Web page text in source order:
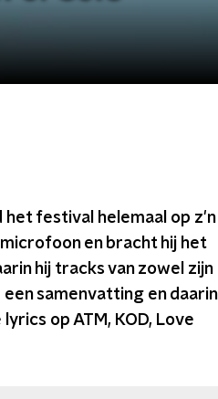
het festival helemaal op z'n
en bracht hij het
hij tracks van zowel zijn
samenvatting en daarin
op ATM, KOD, Love